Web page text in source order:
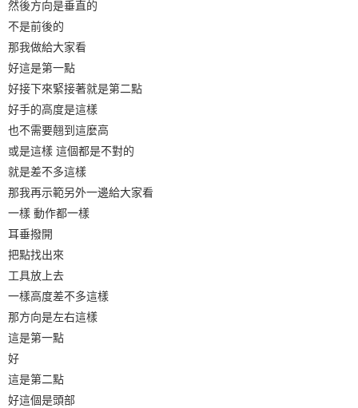
然後方向是垂直的
不是前後的
那我做給大家看
好這是第一點
好接下來緊接著就是第二點
好手的高度是這樣
也不需要翹到這麼高
或是這樣 這個都是不對的
就是差不多這樣
那我再示範另外一邊給大家看
一樣 動作都一樣
耳垂撥開
把點找出來
工具放上去
一樣高度差不多這樣
那方向是左右這樣
這是第一點
好
這是第二點
好這個是頭部